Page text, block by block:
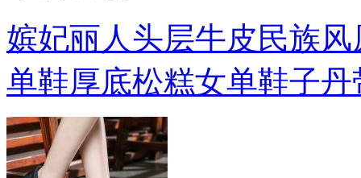
嫔妃丽人头层牛皮民族
单鞋厚底松糕女单鞋子丹